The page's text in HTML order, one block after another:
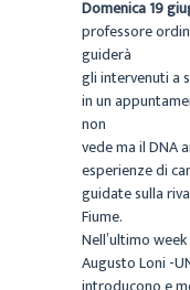
Domenica 19
professore
guiderà
gli intervenuti a
in un
non
vede ma il DNA
esperienze di
guidate sulla
Fiume.
Nell’ultimo
Augusto Loni -